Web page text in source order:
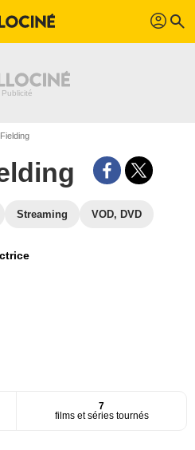
profil search
Streaming VOD, DVD
7
films et séries tournés